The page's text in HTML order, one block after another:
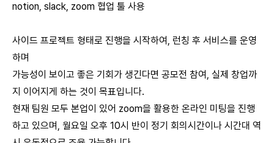
notion, slack, zoom 협업 툴 사용
사이드 프로젝트 형태로 진행을 시작하여, 런칭 후 서비스를 운영
하며
가능성이 보이고 좋은 기회가 생긴다면 공모전 참여, 실제 창업까
지 이어지게 하는 것이 목표입니다.
현재 팀원 모두 본업이 있어 zoom을 활용한 온라인 미팅을 진행
하고 있으며, 월요일 오후 10시 반이 정기 회의시간이나 시간대 역